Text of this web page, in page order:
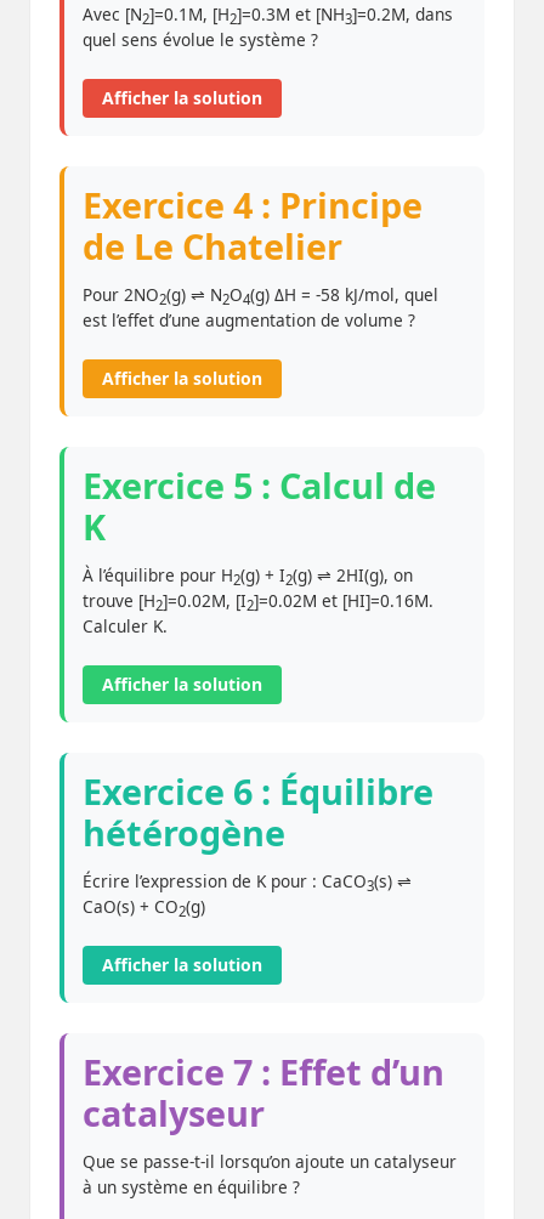
Avec [N2]=0.1M, [H2]=0.3M et [NH3]=0.2M, dans
quel sens évolue le système ?
Afficher la solution
Exercice 4 : Principe
de Le Chatelier
Pour 2NO2(g) ⇌ N2O4(g) ΔH = -58 kJ/mol, quel
est l’effet d’une augmentation de volume ?
Afficher la solution
Exercice 5 : Calcul de
K
À l’équilibre pour H2(g) + I2(g) ⇌ 2HI(g), on
trouve [H2]=0.02M, [I2]=0.02M et [HI]=0.16M.
Calculer K.
Afficher la solution
Exercice 6 : Équilibre
hétérogène
Écrire l’expression de K pour : CaCO3(s) ⇌
CaO(s) + CO2(g)
Afficher la solution
Exercice 7 : Effet d’un
catalyseur
Que se passe-t-il lorsqu’on ajoute un catalyseur
à un système en équilibre ?